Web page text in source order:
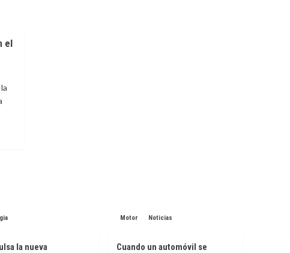
el
la nueva
Motor Noticias
Cuando un automóvil se